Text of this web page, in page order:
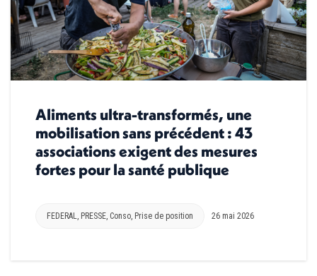
Aliments ultra-transformés, une
mobilisation sans précédent : 43
associations exigent des mesures
fortes pour la santé publique
FEDERAL, PRESSE, Conso, Prise de position 26 mai 2026